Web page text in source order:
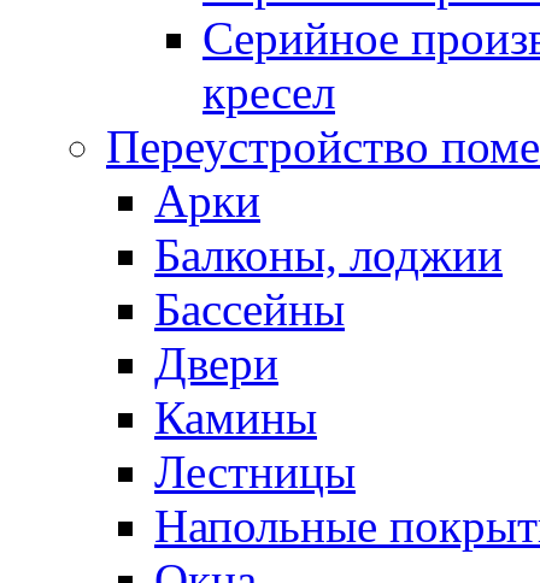
Серийное
кресел
Переустройство
Арки
Балконы, лоджии
Бассейны
Двери
Камины
Лестницы
Напольные